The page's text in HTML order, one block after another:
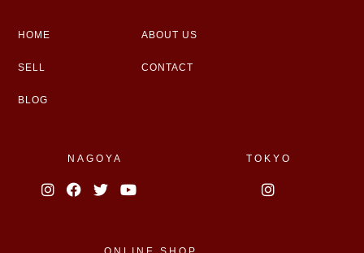
HOME ABOUT US
SELL CONTACT
BLOG
NAGOYA TOKYO